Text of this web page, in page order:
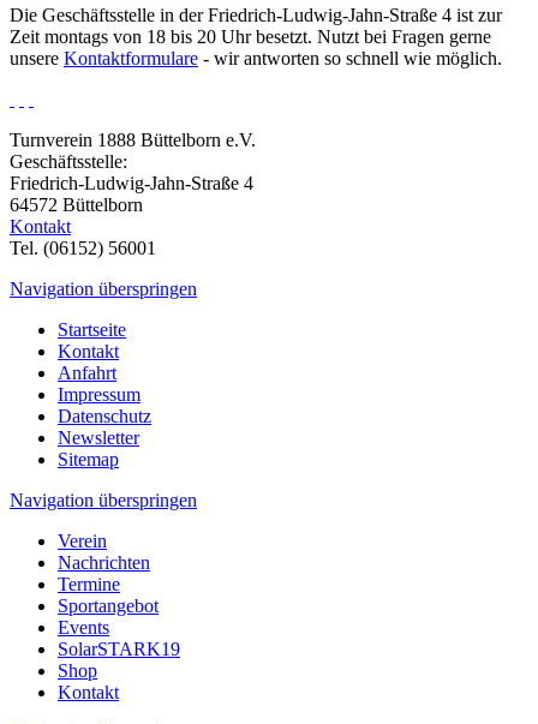
Die Geschäftsstelle in der Friedrich-Ludwig-Jahn-Straße 4 ist zur
Zeit montags von 18 bis 20 Uhr besetzt. Nutzt bei Fragen gerne
unsere Kontaktformulare - wir antworten so schnell wie möglich.
Turnverein 1888 Büttelborn e.V.
Geschäftsstelle:
Friedrich-Ludwig-Jahn-Straße 4
64572 Büttelborn
Kontakt
Tel. (06152) 56001
Navigation überspringen
Startseite
Kontakt
Anfahrt
Impressum
Datenschutz
Newsletter
Sitemap
Navigation überspringen
Verein
Nachrichten
Termine
Sportangebot
Events
SolarSTARK19
Shop
Kontakt